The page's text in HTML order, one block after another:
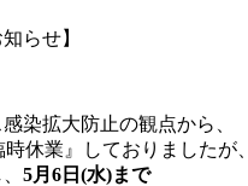
らせ】
染拡大防止の観点から、
休業』しておりましたが、
5月6日(水)まで